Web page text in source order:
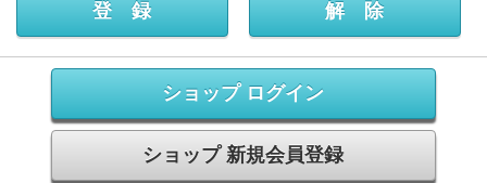
ショップ ログイン
ショップ 新規会員登録